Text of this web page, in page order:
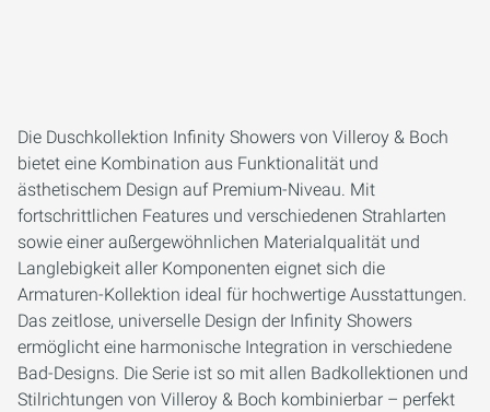
Die Duschkollektion Infinity Showers von Villeroy & Boch
bietet eine Kombination aus Funktionalität und
ästhetischem Design auf Premium-Niveau. Mit
fortschrittlichen Features und verschiedenen Strahlarten
sowie einer außergewöhnlichen Materialqualität und
Langlebigkeit aller Komponenten eignet sich die
Armaturen-Kollektion ideal für hochwertige Ausstattungen.
Das zeitlose, universelle Design der Infinity Showers
ermöglicht eine harmonische Integration in verschiedene
Bad-Designs. Die Serie ist so mit allen Badkollektionen und
Stilrichtungen von Villeroy & Boch kombinierbar – perfekt